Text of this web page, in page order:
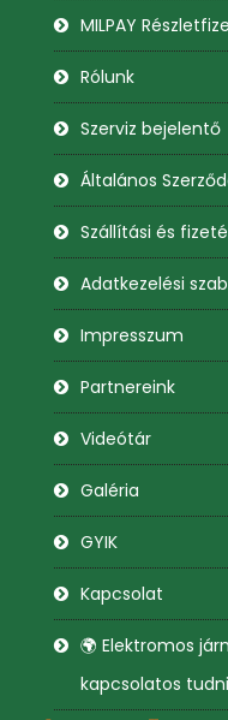
MILPAY
Rólunk
Szerviz bejelentő
Általános
Szállítási és
Adatkezelési
Impresszum
Partnereink
Videótár
Galéria
GYIK
Kapcsolat
🌍 Elektromos
kapcsolatos